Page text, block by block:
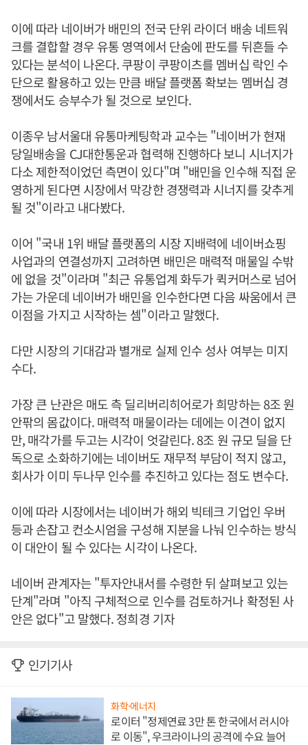
이에 따라 네이버가 배민의 전국 단위 라이더 배송 네트워
크를 결합할 경우 유통 영역에서 단숨에 판도를 뒤흔들 수
있다는 분석이 나온다. 쿠팡이 쿠팡이츠를 멤버십 락인 수
단으로 활용하고 있는 만큼 배달 플랫폼 확보는 멤버십 경
쟁에서도 승부수가 될 것으로 보인다.
이종우 남서울대 유통마케팅학과 교수는 "네이버가 현재
당일배송을 CJ대한통운과 협력해 진행하다 보니 시너지가
다소 제한적이었던 측면이 있다"며 "배민을 인수해 직접 운
영하게 된다면 시장에서 막강한 경쟁력과 시너지를 갖추게
될 것"이라고 내다봤다.
이어 "국내 1위 배달 플랫폼의 시장 지배력에 네이버쇼핑
사업과의 연결성까지 고려하면 배민은 매력적 매물일 수밖
에 없을 것"이라며 "최근 유통업계 화두가 퀵커머스로 넘어
가는 가운데 네이버가 배민을 인수한다면 다음 싸움에서 큰
이점을 가지고 시작하는 셈"이라고 말했다.
다만 시장의 기대감과 별개로 실제 인수 성사 여부는 미지
수다.
가장 큰 난관은 매도 측 딜리버리히어로가 희망하는 8조 원
안팎의 몸값이다. 매력적 매물이라는 데에는 이견이 없지
만, 매각가를 두고는 시각이 엇갈린다. 8조 원 규모 딜을 단
독으로 소화하기에는 네이버도 재무적 부담이 적지 않고,
회사가 이미 두나무 인수를 추진하고 있다는 점도 변수다.
이에 따라 시장에서는 네이버가 해외 빅테크 기업인 우버
등과 손잡고 컨소시엄을 구성해 지분을 나눠 인수하는 방식
이 대안이 될 수 있다는 시각이 나온다.
네이버 관계자는 "투자안내서를 수령한 뒤 살펴보고 있는
단계"라며 "아직 구체적으로 인수를 검토하거나 확정된 사
안은 없다"고 말했다. 정희경 기자
인기기사
화학·에너지
로이터 "정제연료 3만 톤 한국에서 러시아
로 이동", 우크라이나의 공격에 수요 늘어